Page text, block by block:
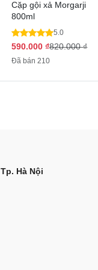
Cặp gội xả Morgarji
800ml
5.0
590.000 ₫820.000₫
Đã bán 210
Hà Nội